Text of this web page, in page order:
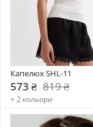
Капелюх SHL-11
573 ₴ 819 ₴
+ 2 кольори